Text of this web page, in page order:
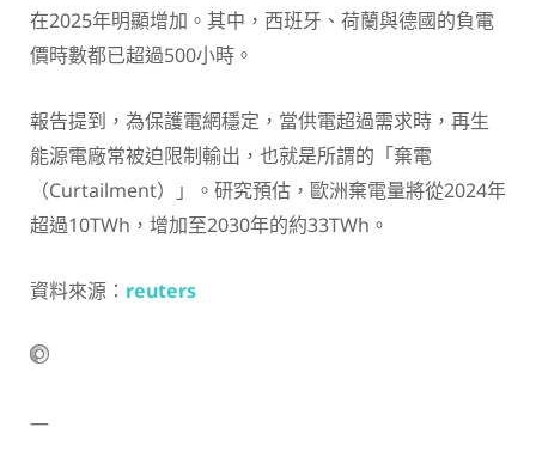
在2025年明顯增加。其中，西班牙、荷蘭與德國的負電
價時數都已超過500小時。
報告提到，為保護電網穩定，當供電超過需求時，再生
能源電廠常被迫限制輸出，也就是所謂的「棄電
（Curtailment）」。研究預估，歐洲棄電量將從2024年
超過10TWh，增加至2030年的約33TWh。
資料來源： reuters
—